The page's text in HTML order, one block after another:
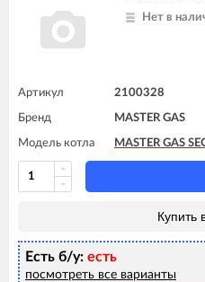
Нет в
Артикул 2100328
Бренд MASTER GAS
Модель котла MASTER GAS
Купить
Есть б/у: есть
посмотреть все варианты